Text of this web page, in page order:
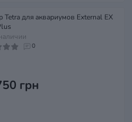
Tetra для аквариумов External EX
0
грн